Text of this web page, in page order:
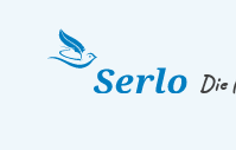
Springe zum
Die